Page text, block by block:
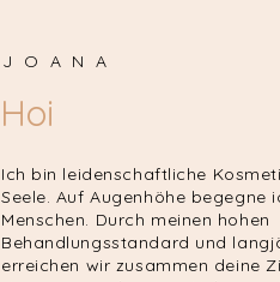
JOANA
Hoi
Ich bin leidenschaftliche
Seele. Auf Augenhöhe begegne
Menschen. Durch meinen hohen
Behandlungsstandard und
erreichen wir zusammen deine